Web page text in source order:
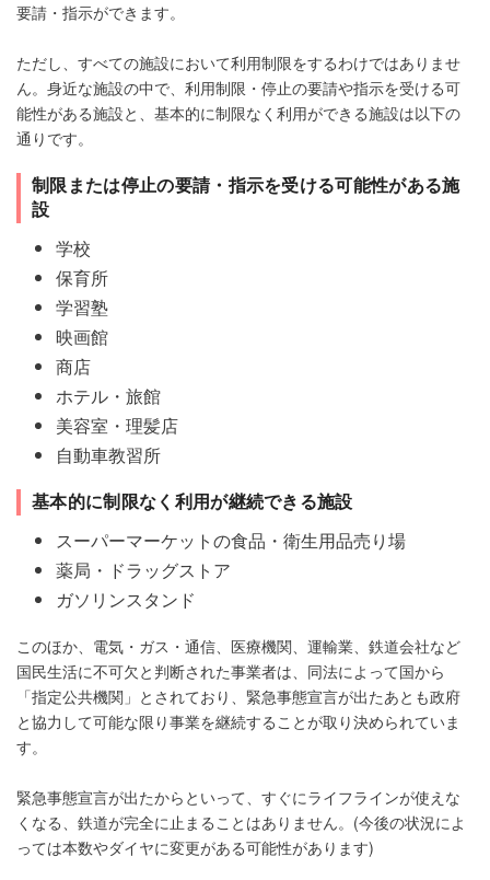
要請・指示ができます。
ただし、すべての施設において利用制限をするわけではありませ
ん。身近な施設の中で、利用制限・停止の要請や指示を受ける可
能性がある施設と、基本的に制限なく利用ができる施設は以下の
通りです。
制限または停止の要請・指示を受ける可能性がある施
設
学校
保育所
学習塾
映画館
商店
ホテル・旅館
美容室・理髪店
自動車教習所
基本的に制限なく利用が継続できる施設
スーパーマーケットの食品・衛生用品売り場
薬局・ドラッグストア
ガソリンスタンド
このほか、電気・ガス・通信、医療機関、運輸業、鉄道会社など
国民生活に不可欠と判断された事業者は、同法によって国から
「指定公共機関」とされており、緊急事態宣言が出たあとも政府
と協力して可能な限り事業を継続することが取り決められていま
す。
緊急事態宣言が出たからといって、すぐにライフラインが使えな
くなる、鉄道が完全に止まることはありません。(今後の状況によ
っては本数やダイヤに変更がある可能性があります)